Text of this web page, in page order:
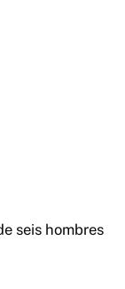
seis hombres